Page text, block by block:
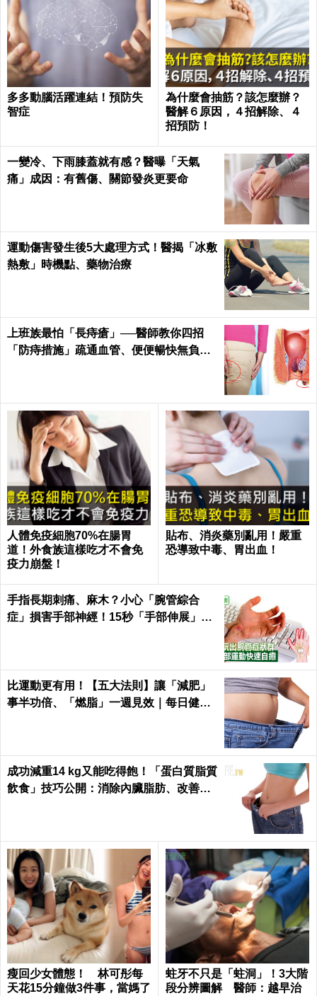
多多動腦活躍連結！預防失
智症
為什麼會抽筋？該怎麼辦？
醫解６原因，４招解除、４
招預防！
一變冷、下雨膝蓋就有感？醫曝「天氣
痛」成因：有舊傷、關節發炎更要命
運動傷害發生後5大處理方式！醫揭「冰敷
熱敷」時機點、藥物治療
上班族最怕「長痔瘡」──醫師教你四招
「防痔措施」疏通血管、便便暢快無負擔
人體免疫細胞70%在腸胃
道！外食族這樣吃才不會免
疫力崩盤！
貼布、消炎藥別亂用！嚴重
恐導致中毒、胃出血！
手指長期刺痛、麻木？小心「腕管綜合
症」損害手部神經！15秒「手部伸展」這
比運動更有用！【五大法則】讓「減肥」
事半功倍、「燃脂」一週見效｜每日健康
成功減重14 kg又能吃得飽！「蛋白質脂質
飲食」技巧公開：消除內臟脂肪、改善糖
瘦回少女體態！ 林可彤每
天花15分鐘做3件事，當媽了
蛀牙不只是「蛀洞」！3大階
段分辨圖解 醫師：越早治